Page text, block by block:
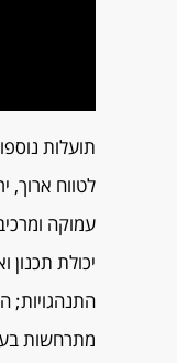
תועלות
לטווח ארוך,
עמוקה
יכולת
התנהגויות;
מתרחשות